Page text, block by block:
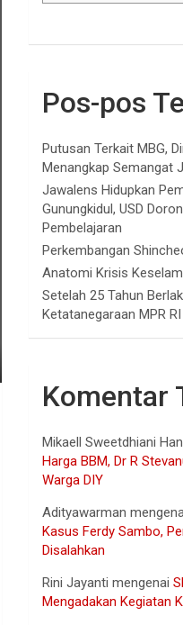
Pos-pos
Putusan Terkait MBG,
Menangkap Semangat
Jawalens Hidupkan
Gunungkidul, USD
Pembelajaran
Perkembangan
Anatomi Krisis
Setelah 25 Tahun
Ketatanegaraan MPR
Komentar
Mikaell Sweetdhiani
Harga BBM, Dr R
Warga DIY
Adityawarman
Kasus Ferdy Sambo,
Disalahkan
Rini Jayanti mengenai
Mengadakan Kegiatan